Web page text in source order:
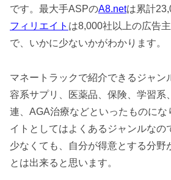
です。最大手ASPのA8.netは累計
フィリエイト は8,000社以上の広告
で、いかに少ないかがわかります。
マネートラックで紹介できるジャン
容系サプリ、医薬品、保険、学習系
連、AGA治療などといったものにな
イトとしてはよくあるジャンルなの
少なくても、自分が得意とする分野
とは出来ると思います。